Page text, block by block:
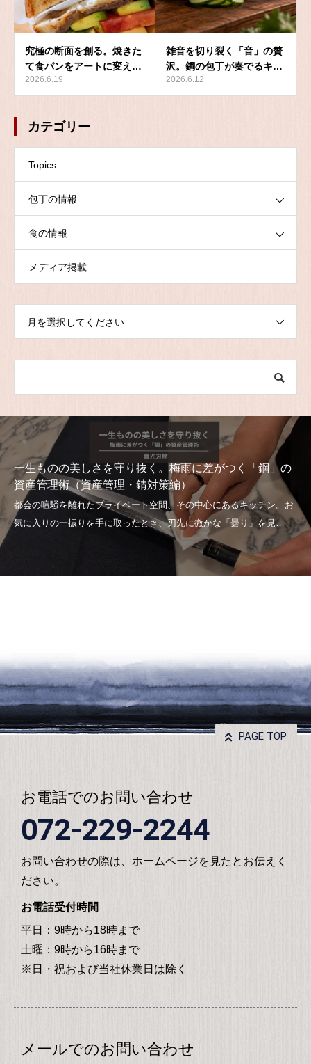
究極の断面を創る。焼きた
て食パンをアートに変え…
2026.6.19
雑音を切り裂く「音」の贅
沢。鋼の包丁が奏でるキ…
2026.6.12
カテゴリー
Topics
包丁の情報
食の情報
メディア掲載
月を選択してください
一生ものの美しさを守り抜く。梅雨に差がつく「鋼」の
資産管理術（資産管理・錆対策編）
PAGE TOP
お電話でのお問い合わせ
072-229-2244
お問い合わせの際は、ホームページを見たとお伝えく
ださい。
お電話受付時間
平日：9時から18時まで
土曜：9時から16時まで
※日・祝および当社休業日は除く
メールでのお問い合わせ